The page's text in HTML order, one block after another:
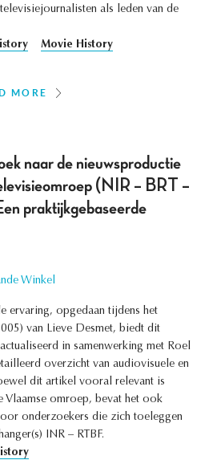
als leden van de
Movie History
MORE
naar de nieuwsproductie
(NIR – BRT –
praktijkgebaseerde
Winkel
ervaring, opgedaan tijdens het
van Lieve Desmet, biedt dit
in samenwerking met Roel
overzicht van audiovisuele en
dit artikel vooral relevant is
Vlaamse omroep, bevat het ook
onderzoekers die zich toeleggen
INR – RTBF.